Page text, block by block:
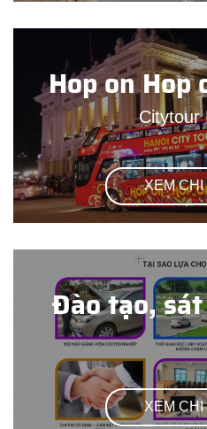
Hop on
Citytour
XEM CHI
Đào tạo,
XEM CHI